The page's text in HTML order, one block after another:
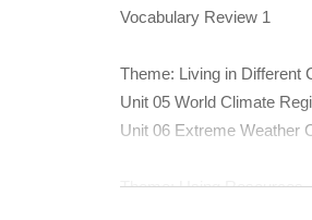
Vocabulary Review 1
Theme: Living in Different
Unit 05 World Climate
Unit 06 Extreme Weather
Theme: Using Resources